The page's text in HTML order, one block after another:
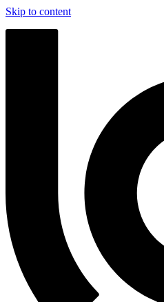
Skip to content